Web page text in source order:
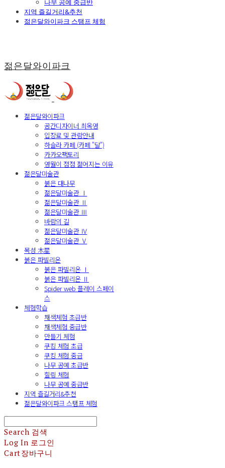
지역 즐길거리&추천
젊은달와이파크 스탬프 체험
젊은달와이파크
젊은달와이파크
공간디자이너 최옥영
입장료 및 관람안내
하슬라 카페 (카페 "달")
카카오팩토리
영월이 점점 젊어지는 이유
젊은달미술관
붉은 대나무
젊은달미술관 Ⅰ
젊은달미술관 Ⅱ
젊은달미술관 Ⅲ
바람의 길
젊은달미술관 Ⅳ
젊은달미술관 Ⅴ
목성 木星
붉은 파빌리온
붉은 파빌리온 Ⅰ
붉은 파빌리온 Ⅱ
Spider web 플레이 스페이
스
체험학습
채색체험 초급반
채색체험 중급반
만들기 체험
쿠킹 체험 초급
쿠킹 체험 중급
나무 공예 초급반
힐링 체험
나무 공예 중급반
지역 즐길거리&추천
젊은달와이파크 스탬프 체험
Search 검색
Log In 로그인
Cart장바구니